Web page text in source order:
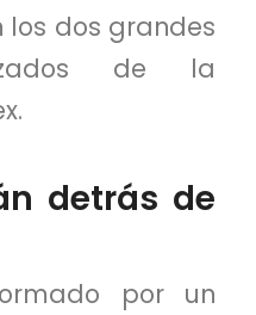
los dos grandes
de la
detrás de
por un